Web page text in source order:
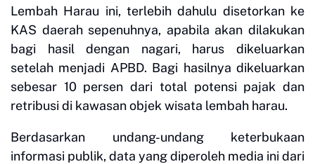
Lembah Harau ini, terlebih dahulu disetorkan ke
KAS daerah sepenuhnya, apabila akan dilakukan
bagi hasil dengan nagari, harus dikeluarkan
setelah menjadi APBD. Bagi hasilnya dikeluarkan
sebesar 10 persen dari total potensi pajak dan
retribusi di kawasan objek wisata lembah harau.
Berdasarkan undang-undang keterbukaan
informasi publik, data yang diperoleh media ini dari